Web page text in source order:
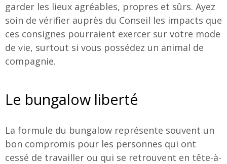
garder les lieux agréables, propres et sûrs. Ayez
soin de vérifier auprès du Conseil les impacts que
ces consignes pourraient exercer sur votre mode
de vie, surtout si vous possédez un animal de
compagnie.
Le bungalow liberté
La formule du bungalow représente souvent un
bon compromis pour les personnes qui ont
cessé de travailler ou qui se retrouvent en tête-à-